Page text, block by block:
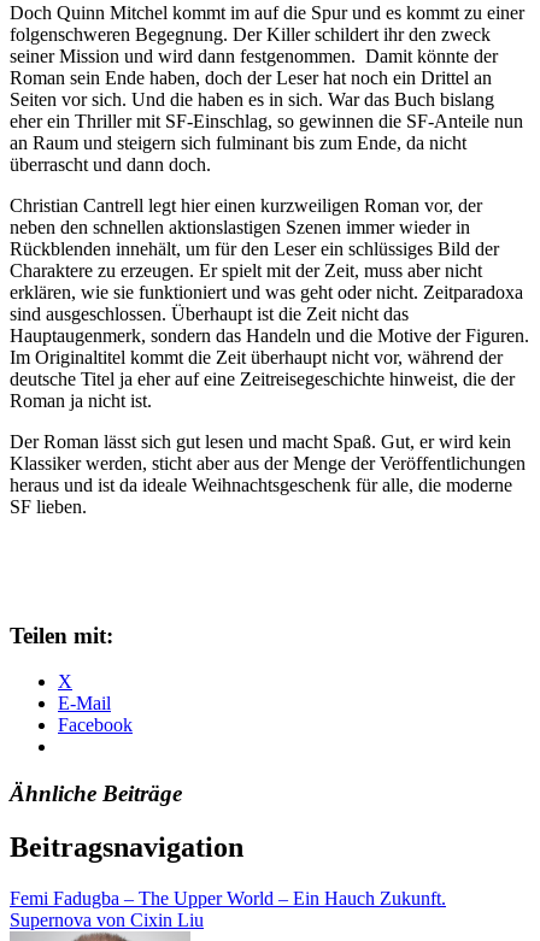
Doch Quinn Mitchel kommt im auf die Spur und es kommt zu einer
folgenschweren Begegnung. Der Killer schildert ihr den zweck
seiner Mission und wird dann festgenommen. Damit könnte der
Roman sein Ende haben, doch der Leser hat noch ein Drittel an
Seiten vor sich. Und die haben es in sich. War das Buch bislang
eher ein Thriller mit SF-Einschlag, so gewinnen die SF-Anteile nun
an Raum und steigern sich fulminant bis zum Ende, da nicht
überrascht und dann doch.
Christian Cantrell legt hier einen kurzweiligen Roman vor, der
neben den schnellen aktionslastigen Szenen immer wieder in
Rückblenden innehält, um für den Leser ein schlüssiges Bild der
Charaktere zu erzeugen. Er spielt mit der Zeit, muss aber nicht
erklären, wie sie funktioniert und was geht oder nicht. Zeitparadoxa
sind ausgeschlossen. Überhaupt ist die Zeit nicht das
Hauptaugenmerk, sondern das Handeln und die Motive der Figuren.
Im Originaltitel kommt die Zeit überhaupt nicht vor, während der
deutsche Titel ja eher auf eine Zeitreisegeschichte hinweist, die der
Roman ja nicht ist.
Der Roman lässt sich gut lesen und macht Spaß. Gut, er wird kein
Klassiker werden, sticht aber aus der Menge der Veröffentlichungen
heraus und ist da ideale Weihnachtsgeschenk für alle, die moderne
SF lieben.
Teilen mit:
X
E-Mail
Facebook
Ähnliche Beiträge
Beitragsnavigation
Femi Fadugba – The Upper World – Ein Hauch Zukunft.
Supernova von Cixin Liu